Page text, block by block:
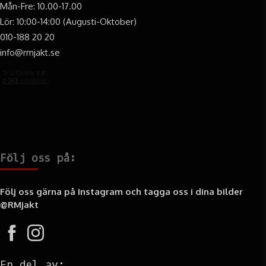
Mån-Fre: 10.00-17.00
Lör: 10:00-14:00 (Augusti-Oktober)
010-188 20 20
info@rmjakt.se
Följ oss på:
Följ oss gärna på Instagram och tagga oss i dina bilder
@RMjakt